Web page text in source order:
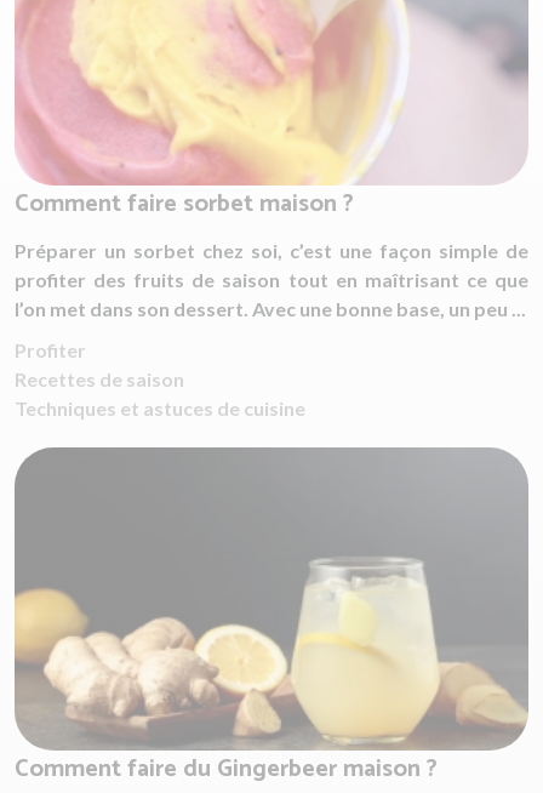
Comment faire sorbet maison ?
Préparer un sorbet chez soi, c’est une façon simple de
profiter des fruits de saison tout en maîtrisant ce que
l’on met dans son dessert. Avec une bonne base, un peu ...
Profiter
Recettes de saison
Techniques et astuces de cuisine
Comment faire du Gingerbeer maison ?